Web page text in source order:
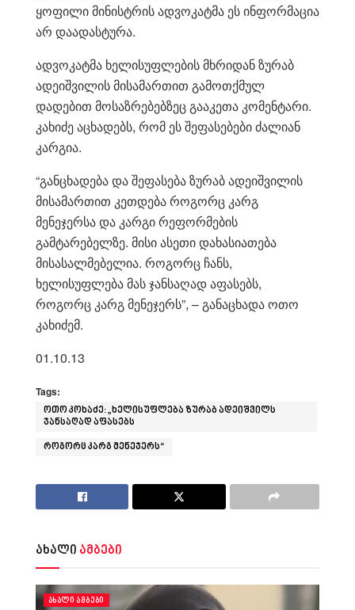
ყოფილი მინისტრის ადვოკატმა ეს ინფორმაცია
არ დაადასტურა.
ადვოკატმა ხელისუფლების მხრიდან ზურაბ
ადეიშვილის მისამართით გამოთქმულ
დადებით მოსაზრებებზეც გააკეთა კომენტარი.
კახიძე აცხადებს, რომ ეს შეფასებები ძალიან
კარგია.
“განცხადება და შეფასება ზურაბ ადეიშვილის
მისამართით კეთდება როგორც კარგ
მენეჯერსა და კარგი რეფორმების
გამტარებელზე. მისი ასეთი დახასიათება
მისასალმებელია. როგორც ჩანს,
ხელისუფლება მას ჯანსაღად აფასებს,
როგორც კარგ მენეჯერს”, – განაცხადა ოთო
კახიძემ.
01.10.13
Tags:
ოთო კოხაძე: „ხელისუფლება ზურაბ ადეიშვილს
ჯანსაღად აფასებს
როგორც კარგ მენეჯერს“
ახალი ამბები
ᲐᲮᲐᲚᲘ ᲐᲛᲑᲔᲑᲘ